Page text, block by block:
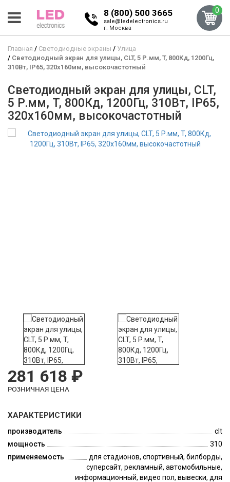
8 (800) 500 3665
sale@ledelectronics.ru
г. Москва
0
Главная Светодиодные экраны
Улица
Светодиодный экран для улицы, CLT, 5 Р.мм, T, 800Кд, 1200Гц,
310Вт, IP65, 320x160мм, высокочастотный
Светодиодный экран для улицы, CLT,
5 Р.мм, T, 800Кд, 1200Гц, 310Вт, IP65,
320x160мм, высокочастотный
281 618 ₽
РОЗНИЧНАЯ ЦЕНА
ХАРАКТЕРИСТИКИ
производитель
clt
мощность
310
применяемость
для стадионов, спортивный, билборды,
суперсайт, рекламный, автомобильные,
информационный, видео пол, вывески, для